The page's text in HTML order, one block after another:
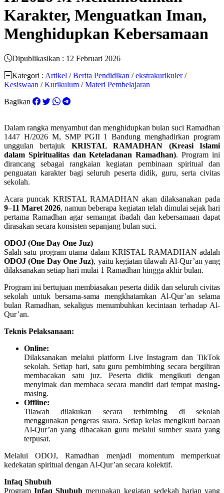
Karakter, Menguatkan Iman,
Menghidupkan Kebersamaan
Dipublikasikan : 12 Februari 2026
Kategori : Artikel /Berita Pendidikan /ekstrakurikuler/
Kesiswaan /Kurikulum /Materi Pembelajaran
Bagikan
Dalam rangka menyambut dan menghidupkan bulan suci Ramadhan
1447 H/2026 M, SMP PGII 1 Bandung menghadirkan program
unggulan bertajuk KRISTAL RAMADHAN (Kreasi Islami
dalam Spiritualitas dan Keteladanan Ramadhan). Program ini
dirancang sebagai rangkaian kegiatan pembinaan spiritual dan
penguatan karakter bagi seluruh peserta didik, guru, serta civitas
sekolah.
Acara puncak KRISTAL RAMADHAN akan dilaksanakan pada
9–11 Maret 2026, namun beberapa kegiatan telah dimulai sejak hari
pertama Ramadhan agar semangat ibadah dan kebersamaan dapat
dirasakan secara konsisten sepanjang bulan suci.
ODOJ (One Day One Juz)
Salah satu program utama dalam KRISTAL RAMADHAN adalah
ODOJ (One Day One Juz), yaitu kegiatan tilawah Al-Qur’an yang
dilaksanakan setiap hari mulai 1 Ramadhan hingga akhir bulan.
Program ini bertujuan membiasakan peserta didik dan seluruh civitas
sekolah untuk bersama-sama mengkhatamkan Al-Qur’an selama
bulan Ramadhan, sekaligus menumbuhkan kecintaan terhadap Al-
Qur’an.
Teknis Pelaksanaan:
Online:
Dilaksanakan melalui platform Live Instagram dan TikTok
sekolah. Setiap hari, satu guru pembimbing secara bergiliran
membacakan satu juz. Peserta didik mengikuti dengan
menyimak dan membaca secara mandiri dari tempat masing-
masing.
Offline:
Tilawah dilakukan secara terbimbing di sekolah
menggunakan pengeras suara. Setiap kelas mengikuti bacaan
Al-Qur’an yang dibacakan guru melalui sumber suara yang
terpusat.
Melalui ODOJ, Ramadhan menjadi momentum memperkuat
kedekatan spiritual dengan Al-Qur’an secara kolektif.
Infaq Shubuh
ProgramInfaq Shubuh merupakan kegiatan sedekah harian yang